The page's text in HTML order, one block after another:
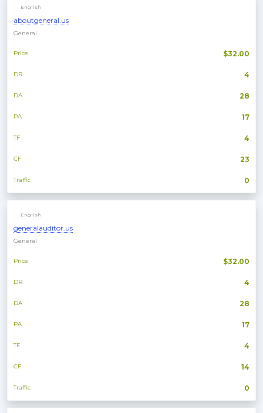
English
aboutgeneral.us
General
$32.00
Price
4
DR
28
DA
17
PA
4
TF
23
CF
0
Traffic
English
generalauditor.us
General
$32.00
Price
4
DR
28
DA
17
PA
4
TF
14
CF
0
Traffic